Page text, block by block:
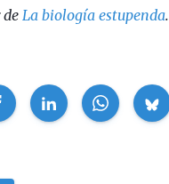
La biología estupenda.